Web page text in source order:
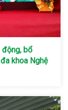
động, bổ
khoa Nghệ